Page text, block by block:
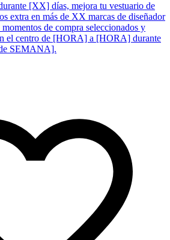
[XX] días, mejora tu vestuario de
extra en más de XX marcas de diseñador
de compra seleccionados y
el centro de [HORA] a [HORA] durante
SEMANA].